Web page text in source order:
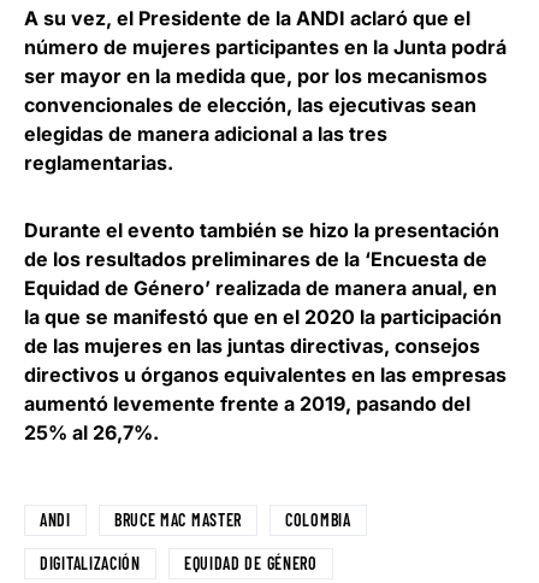
A su vez, el Presidente de la ANDI aclaró que el
número de mujeres participantes en la Junta podrá
ser mayor en la medida que, por los mecanismos
convencionales de elección, las ejecutivas sean
elegidas de manera adicional a las tres
reglamentarias.
Durante el evento también se hizo la presentación
de los resultados preliminares de la ‘Encuesta de
Equidad de Género’ realizada de manera anual, en
la que se manifestó que en el 2020 la participación
de las mujeres en las juntas directivas, consejos
directivos u órganos equivalentes en las empresas
aumentó levemente frente a 2019, pasando del
25% al 26,7%.
ANDI BRUCE MAC MASTER COLOMBIA
DIGITALIZACIÓN EQUIDAD DE GÉNERO